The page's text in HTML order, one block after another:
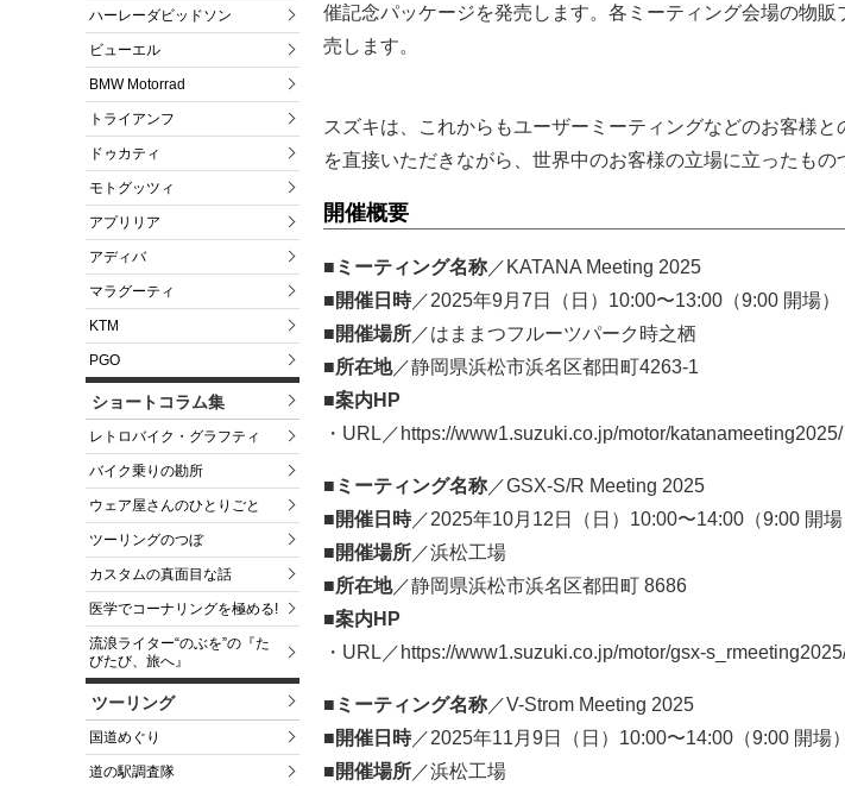
ハーレーダビッドソン
ビューエル
BMW Motorrad
トライアンフ
ドゥカティ
モトグッツィ
アプリリア
アディバ
マラグーティ
KTM
PGO
ショートコラム集
レトロバイク・グラフティ
バイク乗りの勘所
ウェア屋さんのひとりごと
ツーリングのつぼ
カスタムの真面目な話
医学でコーナリングを極める!
流浪ライター“のぶを”の『た
びたび、旅へ』
ツーリング
国道めぐり
道の駅調査隊
催記念パッケージを発売します。各ミーティング会場の物
売します。
スズキは、これからもユーザーミーティングなどのお客様
を直接いただきながら、世界中のお客様の立場に立ったもの
開催概要
■ミーティング名称 ／KATANA Meeting 2025
■開催日時／2025年9月7日（日）10:00〜13:00（9:00 開場）
■開催場所 ／はままつフルーツパーク時之栖
■所在地／静岡県浜松市浜名区都田町4263-1
■案内HP
・URL／https://www1.suzuki.co.jp/motor/katanameeting2025/
■ミーティング名称 ／GSX-S/R Meeting 2025
■開催日時／2025年10月12日（日）10:00〜14:00（9:00 開場
■開催場所 ／浜松工場
■所在地／静岡県浜松市浜名区都田町 8686
■案内HP
・URL／https://www1.suzuki.co.jp/motor/gsx-
■ミーティング名称 ／V-Strom Meeting 2025
■開催日時／2025年11月9日（日）10:00〜14:00（9:00 開場）
■開催場所 ／浜松工場